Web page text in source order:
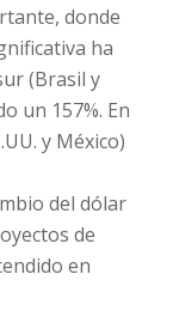
donde
ha
(Brasil y
un 157%. En
y México)
del dólar
de
en